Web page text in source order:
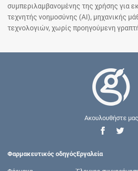
συμπεριλαμβανομένης της χρήσης για
τεχνητής νοημοσύνης (AI), μηχανικής
τεχνολογιών, χωρίς προηγούμενη
Ακουλουθήστε μας
Φαρμακευτικός οδηγόςΕργαλεία